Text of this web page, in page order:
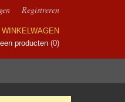
Registreren
WINKELWAGEN
producten (0)